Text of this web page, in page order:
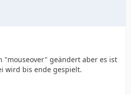
"mouseover" geändert aber es ist
wird bis ende gespielt.